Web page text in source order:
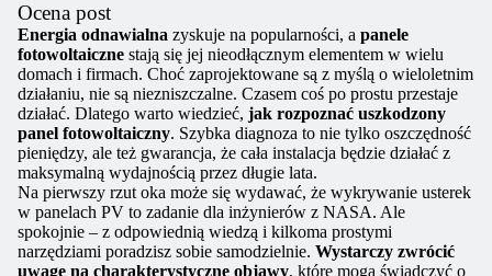
Ocena post
Energia odnawialna zyskuje na popularności, a panele
fotowoltaiczne stają się jej nieodłącznym elementem w wielu
domach i firmach. Choć zaprojektowane są z myślą o wieloletnim
działaniu, nie są niezniszczalne. Czasem coś po prostu przestaje
działać. Dlatego warto wiedzieć, jak rozpoznać uszkodzony
panel fotowoltaiczny. Szybka diagnoza to nie tylko oszczędność
pieniędzy, ale też gwarancja, że cała instalacja będzie działać z
maksymalną wydajnością przez długie lata.
Na pierwszy rzut oka może się wydawać, że wykrywanie usterek
w panelach PV to zadanie dla inżynierów z NASA. Ale
spokojnie – z odpowiednią wiedzą i kilkoma prostymi
narzędziami poradzisz sobie samodzielnie. Wystarczy zwrócić
uwagę na charakterystyczne objawy, które mogą świadczyć o